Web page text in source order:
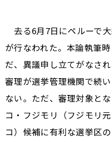
去る6月7日にペルーで
が行なわれた。本論執筆
だ、異議申し立てがなさ
審理が選挙管理機関で続
ない。ただ、審理対象と
コ・フジモリ（フジモリ
コ）候補に有利な選挙区